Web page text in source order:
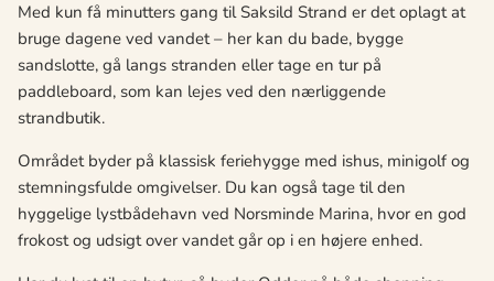
Med kun få minutters gang til Saksild Strand er det oplagt at
bruge dagene ved vandet – her kan du bade, bygge
sandslotte, gå langs stranden eller tage en tur på
paddleboard, som kan lejes ved den nærliggende
strandbutik.
Området byder på klassisk feriehygge med ishus, minigolf og
stemningsfulde omgivelser. Du kan også tage til den
hyggelige lystbådehavn ved Norsminde Marina, hvor en god
frokost og udsigt over vandet går op i en højere enhed.